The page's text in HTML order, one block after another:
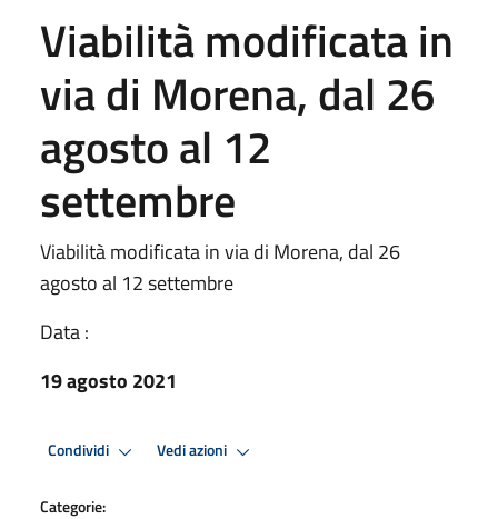
Viabilità modificata in
via di Morena, dal 26
agosto al 12
settembre
Viabilità modificata in via di Morena, dal 26
agosto al 12 settembre
Data :
19 agosto 2021
Condividi Vedi azioni
Categorie: